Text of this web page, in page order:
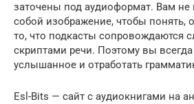
заточены под аудиоформат. Вам не
собой изображение, чтобы понять,
то, что подкасты сопровождаются
скриптами речи. Поэтому вы
услышанное и отработать
Esl-Bits — сайт с аудиокнигами на